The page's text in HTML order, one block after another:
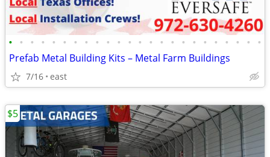
• • • • • • • • • • • • • • • • • • • • • • • •
Prefab Metal Building Kits – Metal Farm Buildings
7/16 east
$5